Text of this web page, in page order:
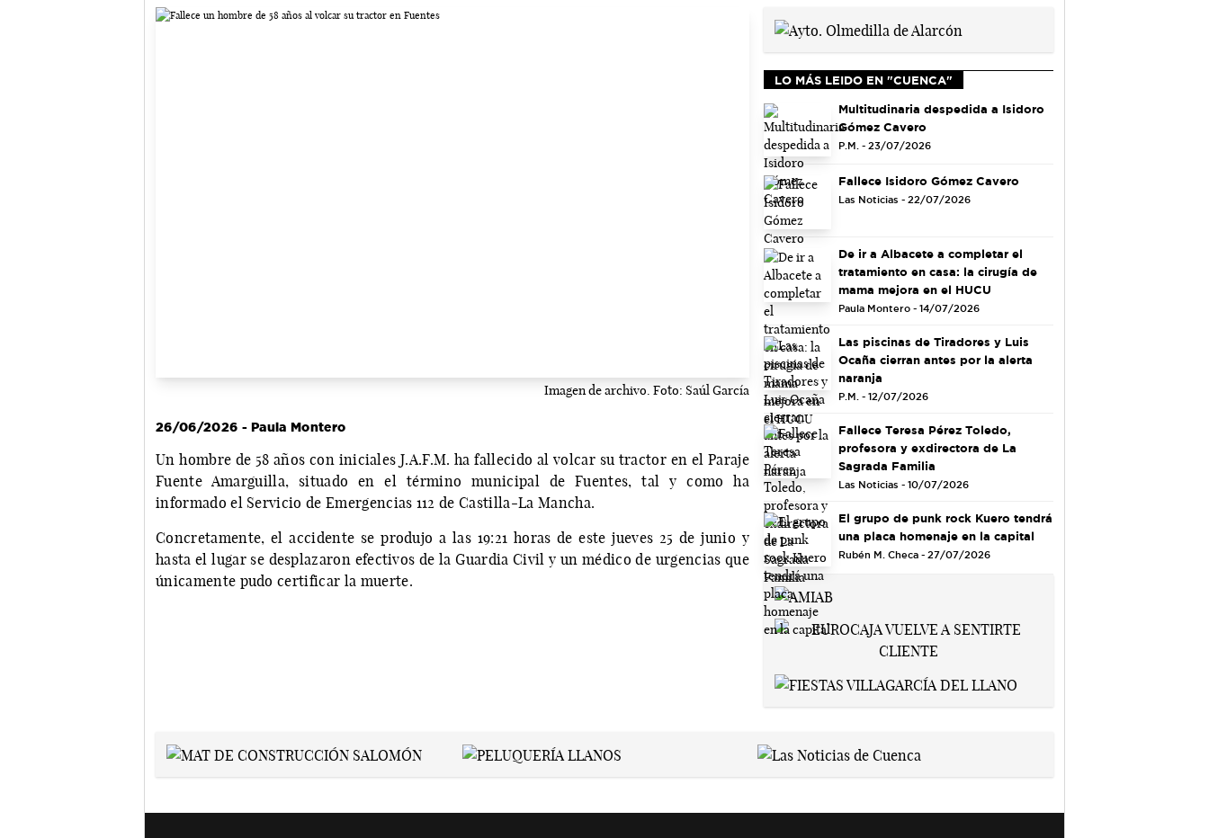
Imagen de archivo. Foto: Saúl García
26/06/2026 - Paula Montero
Un hombre de 58 años con iniciales J.A.F.M. ha fallecido al volcar su tractor en el Paraje
Fuente Amarguilla, situado en el término municipal de Fuentes, tal y como ha
informado el Servicio de Emergencias 112 de Castilla-La Mancha.
Concretamente, el accidente se produjo a las 19:21 horas de este jueves 25 de junio y
hasta el lugar se desplazaron efectivos de la Guardia Civil y un médico de urgencias que
únicamente pudo certificar la muerte.
LO MÁS LEIDO EN "CUENCA"
Multitudinaria despedida a Isidoro
Gómez Cavero
P.M. - 23/07/2026
Fallece Isidoro Gómez Cavero
Las Noticias - 22/07/2026
De ir a Albacete a completar el
tratamiento en casa: la cirugía de
mama mejora en el HUCU
Paula Montero - 14/07/2026
Las piscinas de Tiradores y Luis
Ocaña cierran antes por la alerta
naranja
P.M. - 12/07/2026
Fallece Teresa Pérez Toledo,
profesora y exdirectora de La
Sagrada Familia
Las Noticias - 10/07/2026
El grupo de punk rock Kuero tendrá
una placa homenaje en la capital
Rubén M. Checa - 27/07/2026